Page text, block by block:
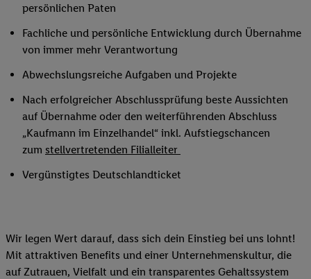
persönlichen Paten
Fachliche und persönliche Entwicklung durch Übernahme
von immer mehr Verantwortung
Abwechslungsreiche Aufgaben und Projekte
Nach erfolgreicher Abschlussprüfung beste Aussichten
auf Übernahme oder den weiterführenden Abschluss
„Kaufmann im Einzelhandel“ inkl. Aufstiegschancen
zum stellvertretenden Filialleiter
Vergünstigtes Deutschlandticket
Wir legen Wert darauf, dass sich dein Einstieg bei uns lohnt!
Mit attraktiven Benefits und einer Unternehmenskultur, die
auf Zutrauen, Vielfalt und ein transparentes Gehaltssystem